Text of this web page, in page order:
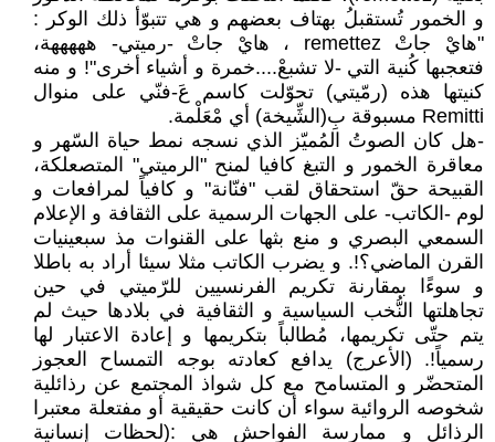
و الخمور تُستقبلُ بهتاف بعضهم و هي تتبوّأ ذلك الوكر :
"هايْ جاتْ remettez ، هايْ جاتْ -رميتي- هههههة،
فتعجبها كُنية التي -لا تشبعْ....خمرة و أشياء أخرى"! و منه
كنيتها هذه (رمّيتي) تحوّلت كاسم عَ-فنّي على منوال
Remitti مسبوقة بِ(الشِّيخة) أي مْعَلْمة.
-هل كان الصوتُ المُميّز الذي نسجه نمط حياة السّهر و
معاقرة الخمور و التبغ كافيا لمنح "الرميتي" المتصعلكة،
القبيحة حقّ استحقاق لقب "فنّانة" و كافياً لمرافعات و
لوم -الكاتب- على الجهات الرسمية على الثقافة و الإعلام
السمعي البصري و منع بثها على القنوات مذ سبعينيات
القرن الماضي؟!. و يضرب الكاتب مثلا سيئا أراد به باطلا
و سوءًا بمقارنة تكريم الفرنسيين للرّميتي في حين
تجاهلتها النُّخب السياسية و الثقافية في بلادها حيث لم
يتم حتّى تكريمها، مُطالباً بتكريمها و إعادة الاعتبار لها
رسمياً!. (الأعرج) يدافع كعادته بوجه التمساح العجوز
المتحضّر و المتسامح مع كل شواذ المجتمع عن رذائلية
شخوصه الروائية سواء أن كانت حقيقية أو مفتعلة معتبرا
الرذائل و ممارسة الفواحش هي :(لحظات إنسانية